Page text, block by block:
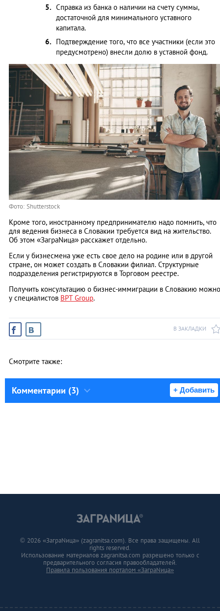
Справка из банка о наличии на счету суммы,
достаточной для минимального уставного
капитала.
Подтверждение того, что все участники (если это
предусмотрено) внесли долю в уставной фонд.
Фото: Shutterstock
Кроме того, иностранному предпринимателю надо помнить, что
для ведения бизнеса в Словакии требуется вид на жительство.
Об этом «ЗаграNица» расскажет отдельно.
Если у бизнесмена уже есть свое дело на родине или в другой
стране, он может создать в Словакии филиал. Структурные
подразделения регистрируются в Торговом реестре.
Получить консультацию о бизнес-иммиграции в Словакию можно
у специалистов BPT Group.
В ЗАКЛАДКИ
Смотрите также:
Комментарии (3) + Добавить
© 2026 «ЗаграNица» (zagranitsa.com). Все права защищены. All
rights reserved.
Использование материалов zagranitsa.com разрешено только с
предварительного согласия правообладателей.
Правила пользования порталом «ЗаграNица»